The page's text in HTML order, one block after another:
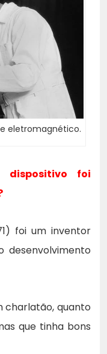
eletromagnético.
foi
foi um inventor
desenvolvimento
charlatão, quanto
que tinha bons